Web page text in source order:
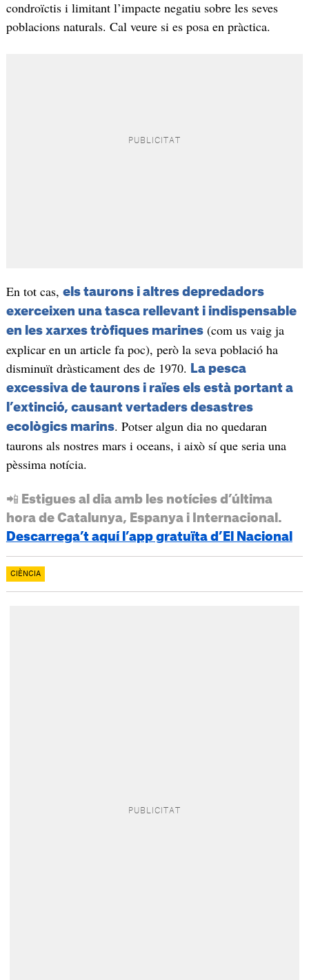
condroïctis i limitant l’impacte negatiu sobre les seves
poblacions naturals. Cal veure si es posa en pràctica.
En tot cas, els taurons i altres depredadors
exerceixen una tasca rellevant i indispensable
en les xarxes tròfiques marines(com us vaig ja
explicar en un article fa poc), però la seva població ha
disminuït dràsticament des de 1970.
La pesca
excessiva de taurons i raïes els està portant a
l’extinció, causant vertaders desastres
ecològics marins. Potser algun dia no quedaran
taurons als nostres mars i oceans, i això sí que seria una
pèssima notícia.
📲 Estigues al dia amb les notícies d’última
hora de Catalunya, Espanya i Internacional.
Descarrega’t aquí l’app gratuïta d’El Nacional
CIÈNCIA